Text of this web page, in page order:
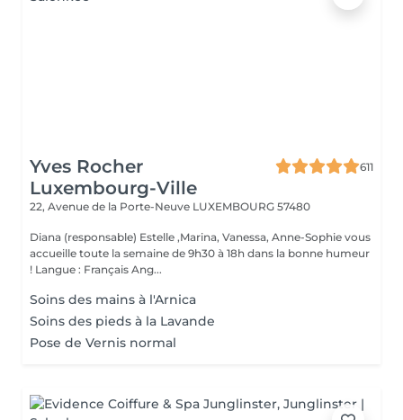
Yves Rocher
Luxembourg-Ville
611
22, Avenue de la Porte-Neuve LUXEMBOURG 57480
Diana (responsable) Estelle ,Marina, Vanessa, Anne-Sophie vous
accueille toute la semaine de 9h30 à 18h dans la bonne humeur
! Langue : Français Ang...
Soins des mains à l'Arnica
Soins des pieds à la Lavande
Pose de Vernis normal